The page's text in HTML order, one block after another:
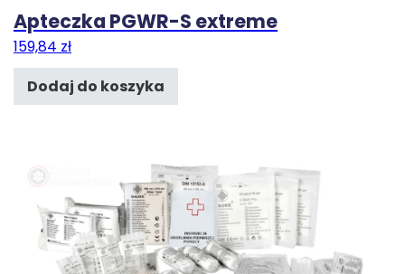
Apteczka PGWR-S extreme
159,84 zł
Dodaj do koszyka